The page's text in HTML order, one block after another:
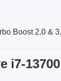
Boost 2.0 &
i7-13700